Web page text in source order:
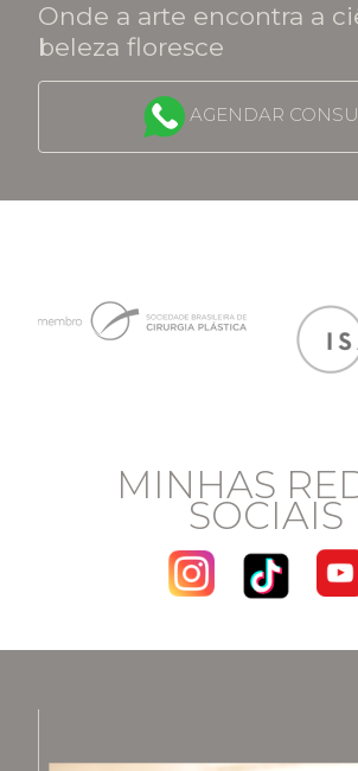
Onde a arte encontra a
beleza floresce
AGENDAR
MINHAS
SOCIAIS